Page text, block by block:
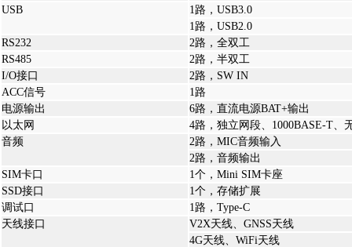
USB
1路，USB3.0
1路，USB2.0
RS232
2路，全双工
RS485
2路，半双工
I/O接口
2路，SW IN
ACC信号
1路
电源输出
6路，直流电源BAT+输出
以太网
4路，独立网段、1000BASE-T、
音频
2路，MIC音频输入
2路，音频输出
SIM卡口
1个，Mini SIM卡座
SSD接口
1个，存储扩展
调试口
1路，Type-C
天线接口
V2X天线、GNSS天线
4G天线、WiFi天线